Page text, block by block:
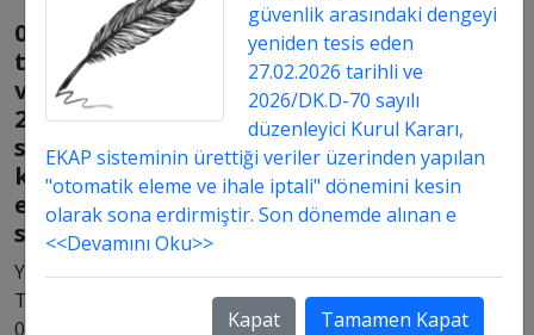
01.02.2010
tarihli
ve
2010/87
sayılı
kararname,
ek
soru
Yayın
Tarih:
04.08.2016
güvenlik arasındaki dengeyi
yeniden tesis eden
27.02.2026 tarihli ve
2026/DK.D-70 sayılı
düzenleyici Kurul Kararı,
EKAP sisteminin ürettiği veriler üzerinden yapılan
"otomatik eleme ve ihale iptali" dönemini kesin
olarak sona erdirmiştir. Son dönemde alınan e
<<Devamını Oku>>
Kapat Tamamen Kapat